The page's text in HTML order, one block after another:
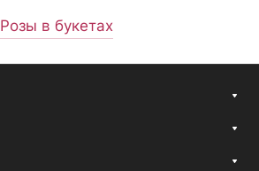
Розы в букетах